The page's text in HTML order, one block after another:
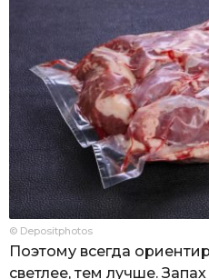
© Depositphotos
Поэтому всегда
светлее, тем лучше.